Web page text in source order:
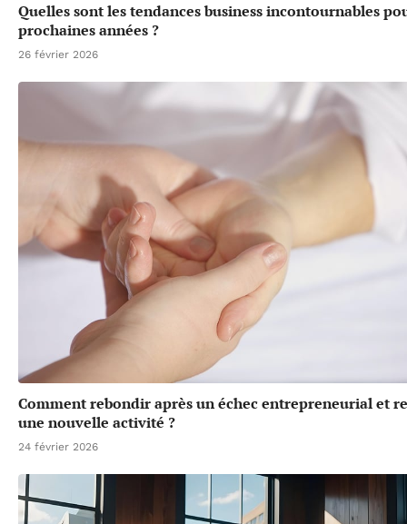
Quelles sont les tendances business incontournables
prochaines années ?
26 février 2026
Comment rebondir après un échec entrepreneurial et
une nouvelle activité ?
24 février 2026